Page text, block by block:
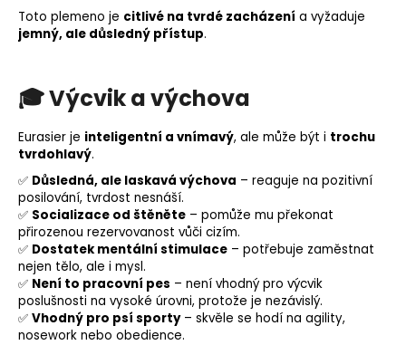
Toto plemeno je citlivé na tvrdé zacházení a vyžaduje
jemný, ale důsledný přístup.
🎓Výcvik a výchova
Eurasier je inteligentní a vnímavý, ale může být i trochu
tvrdohlavý.
✅ Důsledná, ale laskavá výchova – reaguje na pozitivní
posilování, tvrdost nesnáší.
✅ Socializace od štěněte – pomůže mu překonat
přirozenou rezervovanost vůči cizím.
✅ Dostatek mentální stimulace – potřebuje zaměstnat
nejen tělo, ale i mysl.
✅ Není to pracovní pes – není vhodný pro výcvik
poslušnosti na vysoké úrovni, protože je nezávislý.
✅ Vhodný pro psí sporty– skvěle se hodí na agility,
nosework nebo obedience.